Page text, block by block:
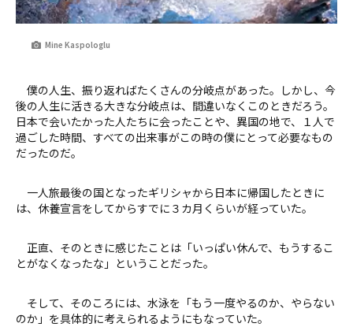
Mine Kaspologlu
僕の人生、振り返ればたくさんの分岐点があった。しかし、今
後の人生に活きる大きな分岐点は、間違いなくこのときだろう。
日本で会いたかった人たちに会ったことや、異国の地で、１人で
過ごした時間、すべての出来事がこの時の僕にとって必要なもの
だったのだ。
一人旅最後の国となったギリシャから日本に帰国したときに
は、休養宣言をしてからすでに３カ月くらいが経っていた。
正直、そのときに感じたことは「いっぱい休んで、もうするこ
とがなくなったな」ということだった。
そして、そのころには、水泳を「もう一度やるのか、やらない
のか」を具体的に考えられるようにもなっていた。